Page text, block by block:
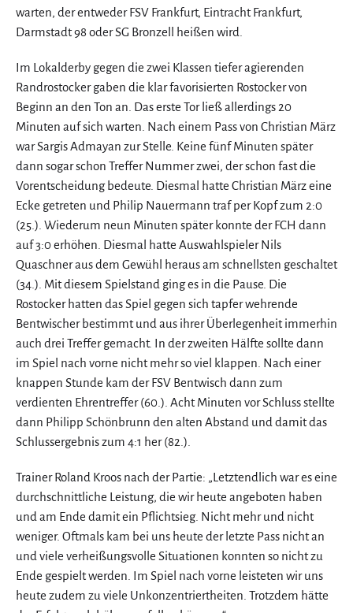
warten, der entweder FSV Frankfurt, Eintracht Frankfurt,
Darmstadt 98 oder SG Bronzell heißen wird.
Im Lokalderby gegen die zwei Klassen tiefer agierenden
Randrostocker gaben die klar favorisierten Rostocker von
Beginn an den Ton an. Das erste Tor ließ allerdings 20
Minuten auf sich warten. Nach einem Pass von Christian März
war Sargis Admayan zur Stelle. Keine fünf Minuten später
dann sogar schon Treffer Nummer zwei, der schon fast die
Vorentscheidung bedeute. Diesmal hatte Christian März eine
Ecke getreten und Philip Nauermann traf per Kopf zum 2:0
(25.). Wiederum neun Minuten später konnte der FCH dann
auf 3:0 erhöhen. Diesmal hatte Auswahlspieler Nils
Quaschner aus dem Gewühl heraus am schnellsten geschaltet
(34.). Mit diesem Spielstand ging es in die Pause. Die
Rostocker hatten das Spiel gegen sich tapfer wehrende
Bentwischer bestimmt und aus ihrer Überlegenheit immerhin
auch drei Treffer gemacht. In der zweiten Hälfte sollte dann
im Spiel nach vorne nicht mehr so viel klappen. Nach einer
knappen Stunde kam der FSV Bentwisch dann zum
verdienten Ehrentreffer (60.). Acht Minuten vor Schluss stellte
dann Philipp Schönbrunn den alten Abstand und damit das
Schlussergebnis zum 4:1 her (82.).
Trainer Roland Kroos nach der Partie: „Letztendlich war es eine
durchschnittliche Leistung, die wir heute angeboten haben
und am Ende damit ein Pflichtsieg. Nicht mehr und nicht
weniger. Oftmals kam bei uns heute der letzte Pass nicht an
und viele verheißungsvolle Situationen konnten so nicht zu
Ende gespielt werden. Im Spiel nach vorne leisteten wir uns
heute zudem zu viele Unkonzentriertheiten. Trotzdem hätte